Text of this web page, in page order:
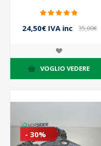
24,50€ IVA inc
35,00€
VOGLIO VEDERE
- 30%